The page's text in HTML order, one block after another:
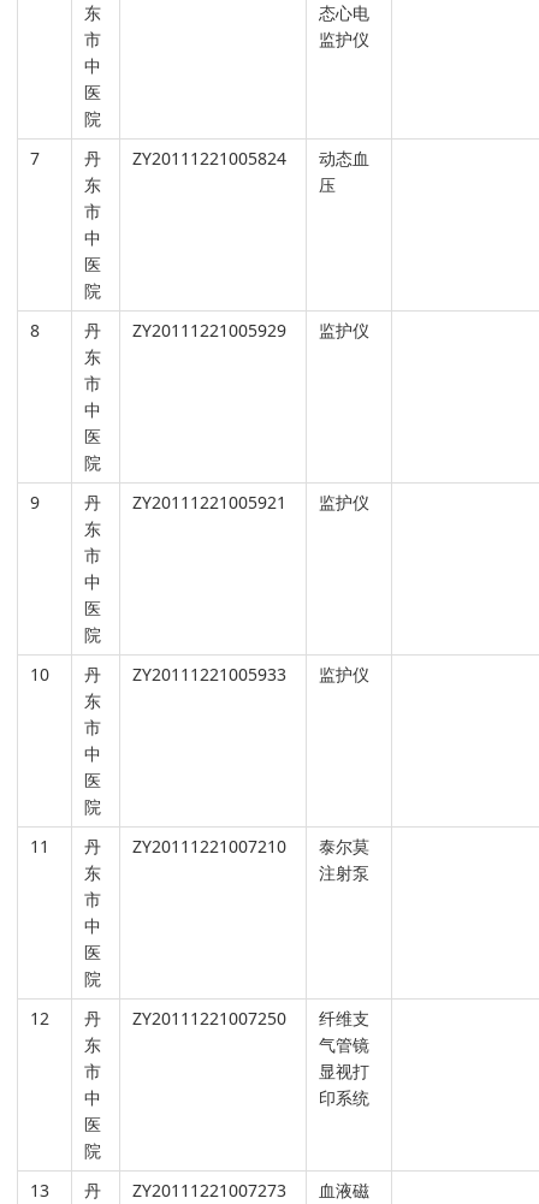
东
市
中
医
院
态心电
监护仪
7
丹
东
市
中
医
院
ZY20111221005824
动态血
压
8
丹
东
市
中
医
院
ZY20111221005929 监护仪
9
丹
东
市
中
医
院
ZY20111221005921 监护仪
10
丹
东
市
中
医
院
ZY20111221005933 监护仪
11
丹
东
市
中
医
院
ZY20111221007210
泰尔莫
注射泵
12
丹
东
市
中
医
院
ZY20111221007250
纤维支
气管镜
显视打
印系统
13
丹
ZY20111221007273
血液磁